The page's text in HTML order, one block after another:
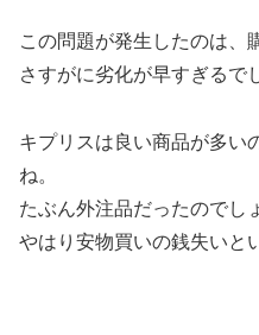
この問題が発生したのは、
さすがに劣化が早すぎるで
キプリスは良い商品が多い
ね。
たぶん外注品だったのでし
やはり安物買いの銭失いと